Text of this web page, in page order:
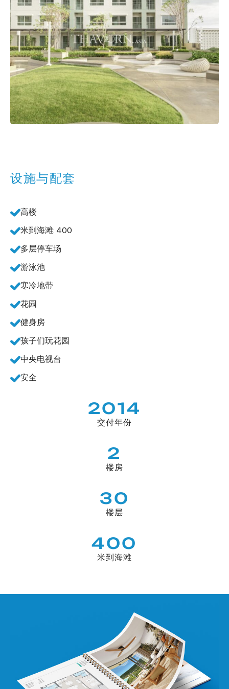
设施与配套
高楼
米到海滩: 400
多层停车场
游泳池
寒冷地带
花园
健身房
孩子们玩花园
中央电视台
安全
2014
交付年份
2
楼房
30
楼层
400
米到海滩